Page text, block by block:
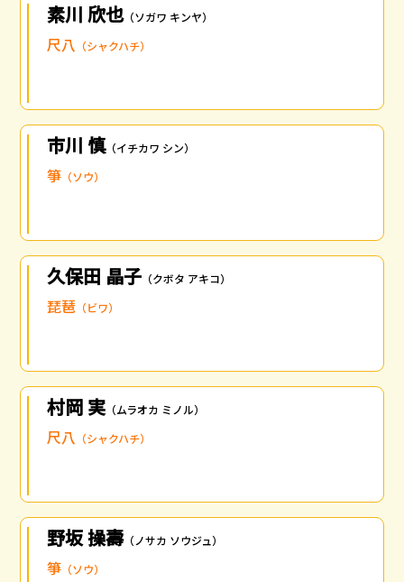
素川 欣也（ソガワ キンヤ）
尺八 （シャクハチ）
市川 慎（イチカワ シン）
箏 （ソウ）
久保田 晶子 （クボタ アキコ）
琵琶 （ビワ）
村岡 実 （ムラオカ ミノル）
尺八 （シャクハチ）
野坂 操壽（ノサカ ソウジュ）
箏 （ソウ）